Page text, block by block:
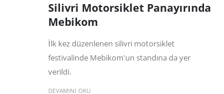
Silivri Motorsiklet Panayırında
Mebikom
İlk kez düzenlenen silivri motorsiklet
festivalinde Mebikom'un standına da yer
verildi.
DEVAMINI OKU